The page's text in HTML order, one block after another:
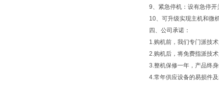
9、紧急停机：设有急停
10、可升级实现主机和微
四、公司承诺：
1.购机前，我们专门派技
2.购机后，将免费指派技
3.整机保修一年，产品终
4.常年供应设备的易损件